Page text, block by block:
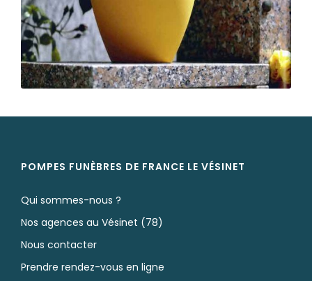
POMPES FUNÈBRES DE FRANCE LE VÉSINET
Qui sommes-nous ?
Nos agences au Vésinet (78)
Nous contacter
Prendre rendez-vous en ligne